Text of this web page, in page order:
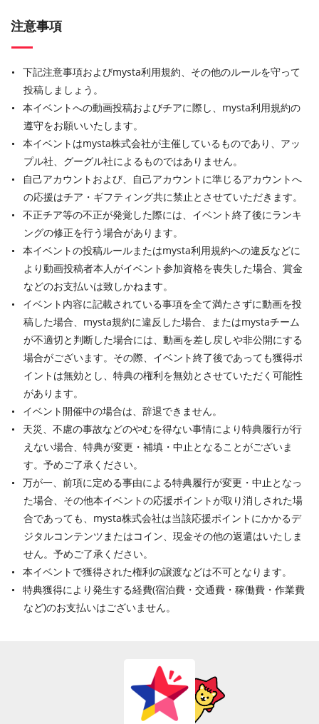
注意事項
下記注意事項およびmysta利用規約、その他のルールを守って
投稿しましょう。
本イベントへの動画投稿およびチアに際し、mysta利用規約の
遵守をお願いいたします。
本イベントはmysta株式会社が主催しているものであり、アッ
プル社、グーグル社によるものではありません。
自己アカウントおよび、自己アカウントに準じるアカウントへ
の応援はチア・ギフティング共に禁止とさせていただきます。
不正チア等の不正が発覚した際には、イベント終了後にランキ
ングの修正を行う場合があります。
本イベントの投稿ルールまたはmysta利用規約への違反などに
より動画投稿者本人がイベント参加資格を喪失した場合、賞金
などのお支払いは致しかねます。
イベント内容に記載されている事項を全て満たさずに動画を投
稿した場合、mysta規約に違反した場合、またはmystaチーム
が不適切と判断した場合には、動画を差し戻しや非公開にする
場合がございます。その際、イベント終了後であっても獲得ポ
イントは無効とし、特典の権利を無効とさせていただく可能性
があります。
イベント開催中の場合は、辞退できません。
天災、不慮の事故などのやむを得ない事情により特典履行が行
えない場合、特典が変更・補填・中止となることがございま
す。予めご了承ください。
万が一、前項に定める事由による特典履行が変更・中止となっ
た場合、その他本イベントの応援ポイントが取り消しされた場
合であっても、mysta株式会社は当該応援ポイントにかかるデ
ジタルコンテンツまたはコイン、現金その他の返還はいたしま
せん。予めご了承ください。
本イベントで獲得された権利の譲渡などは不可となります。
特典獲得により発生する経費(宿泊費・交通費・稼働費・作業費
など)のお支払いはございません。